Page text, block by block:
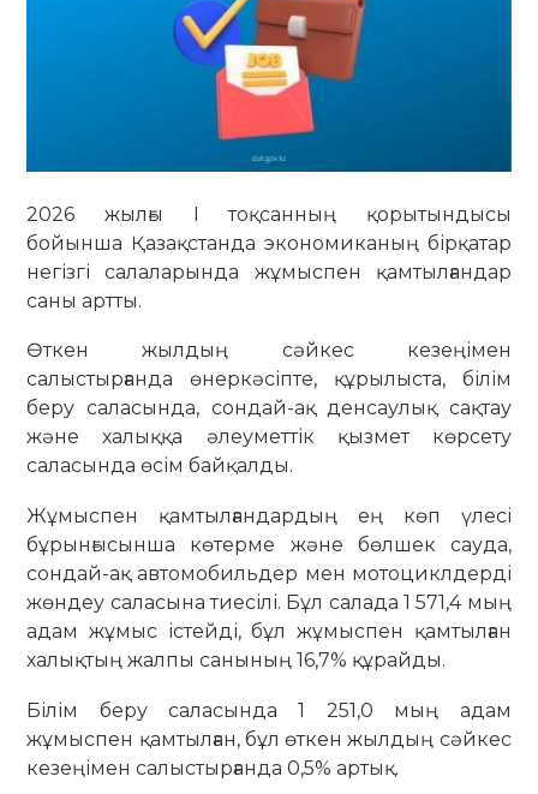
2026 жылғы I тоқсанның қорытындысы
бойынша Қазақстанда экономиканың бірқатар
негізгі салаларында жұмыспен қамтылғандар
саны артты.
Өткен жылдың сәйкес кезеңімен
салыстырғанда өнеркәсіпте, құрылыста, білім
беру саласында, сондай-ақ денсаулық сақтау
және халыққа әлеуметтік қызмет көрсету
саласында өсім байқалды.
Жұмыспен қамтылғандардың ең көп үлесі
бұрынғысынша көтерме және бөлшек сауда,
сондай-ақ автомобильдер мен мотоциклдерді
жөндеу саласына тиесілі. Бұл салада 1 571,4 мың
адам жұмыс істейді, бұл жұмыспен қамтылған
халықтың жалпы санының 16,7% құрайды.
Білім беру саласында 1 251,0 мың адам
жұмыспен қамтылған, бұл өткен жылдың сәйкес
кезеңімен салыстырғанда 0,5% артық.